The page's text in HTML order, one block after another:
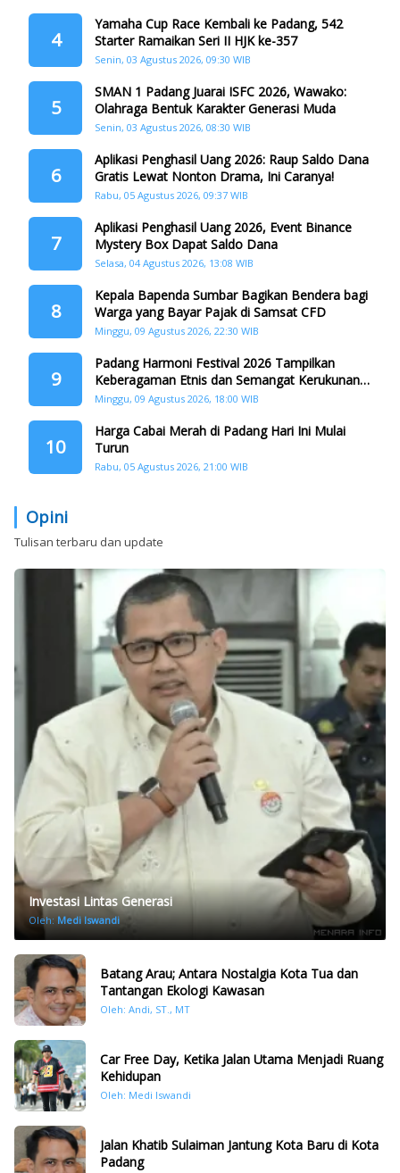
4
Yamaha Cup Race Kembali ke Padang, 542
Starter Ramaikan Seri II HJK ke-357
Senin, 03 Agustus 2026, 09:30 WIB
5
SMAN 1 Padang Juarai ISFC 2026, Wawako:
Olahraga Bentuk Karakter Generasi Muda
Senin, 03 Agustus 2026, 08:30 WIB
6
Aplikasi Penghasil Uang 2026: Raup Saldo Dana
Gratis Lewat Nonton Drama, Ini Caranya!
Rabu, 05 Agustus 2026, 09:37 WIB
7
Aplikasi Penghasil Uang 2026, Event Binance
Mystery Box Dapat Saldo Dana
Selasa, 04 Agustus 2026, 13:08 WIB
8
Kepala Bapenda Sumbar Bagikan Bendera bagi
Warga yang Bayar Pajak di Samsat CFD
Minggu, 09 Agustus 2026, 22:30 WIB
9
Padang Harmoni Festival 2026 Tampilkan
Keberagaman Etnis dan Semangat Kerukunan
di HJK ke-357
Minggu, 09 Agustus 2026, 18:00 WIB
10
Harga Cabai Merah di Padang Hari Ini Mulai
Turun
Rabu, 05 Agustus 2026, 21:00 WIB
Opini
Tulisan terbaru dan update
Investasi Lintas Generasi
Oleh: Medi Iswandi
Batang Arau; Antara Nostalgia Kota Tua dan
Tantangan Ekologi Kawasan
Oleh: Andi, ST., MT
Car Free Day, Ketika Jalan Utama Menjadi Ruang
Kehidupan
Oleh: Medi Iswandi
Jalan Khatib Sulaiman Jantung Kota Baru di Kota
Padang